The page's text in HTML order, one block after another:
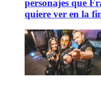
personajes que
quiere ver en la